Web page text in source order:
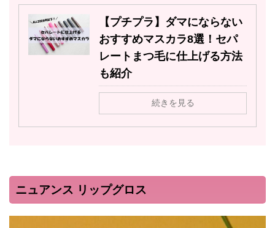
【プチプラ】ダマにならない
おすすめマスカラ8選！セパ
レートまつ毛に仕上げる方法
も紹介
続きを見る
ニュアンス リップグロス